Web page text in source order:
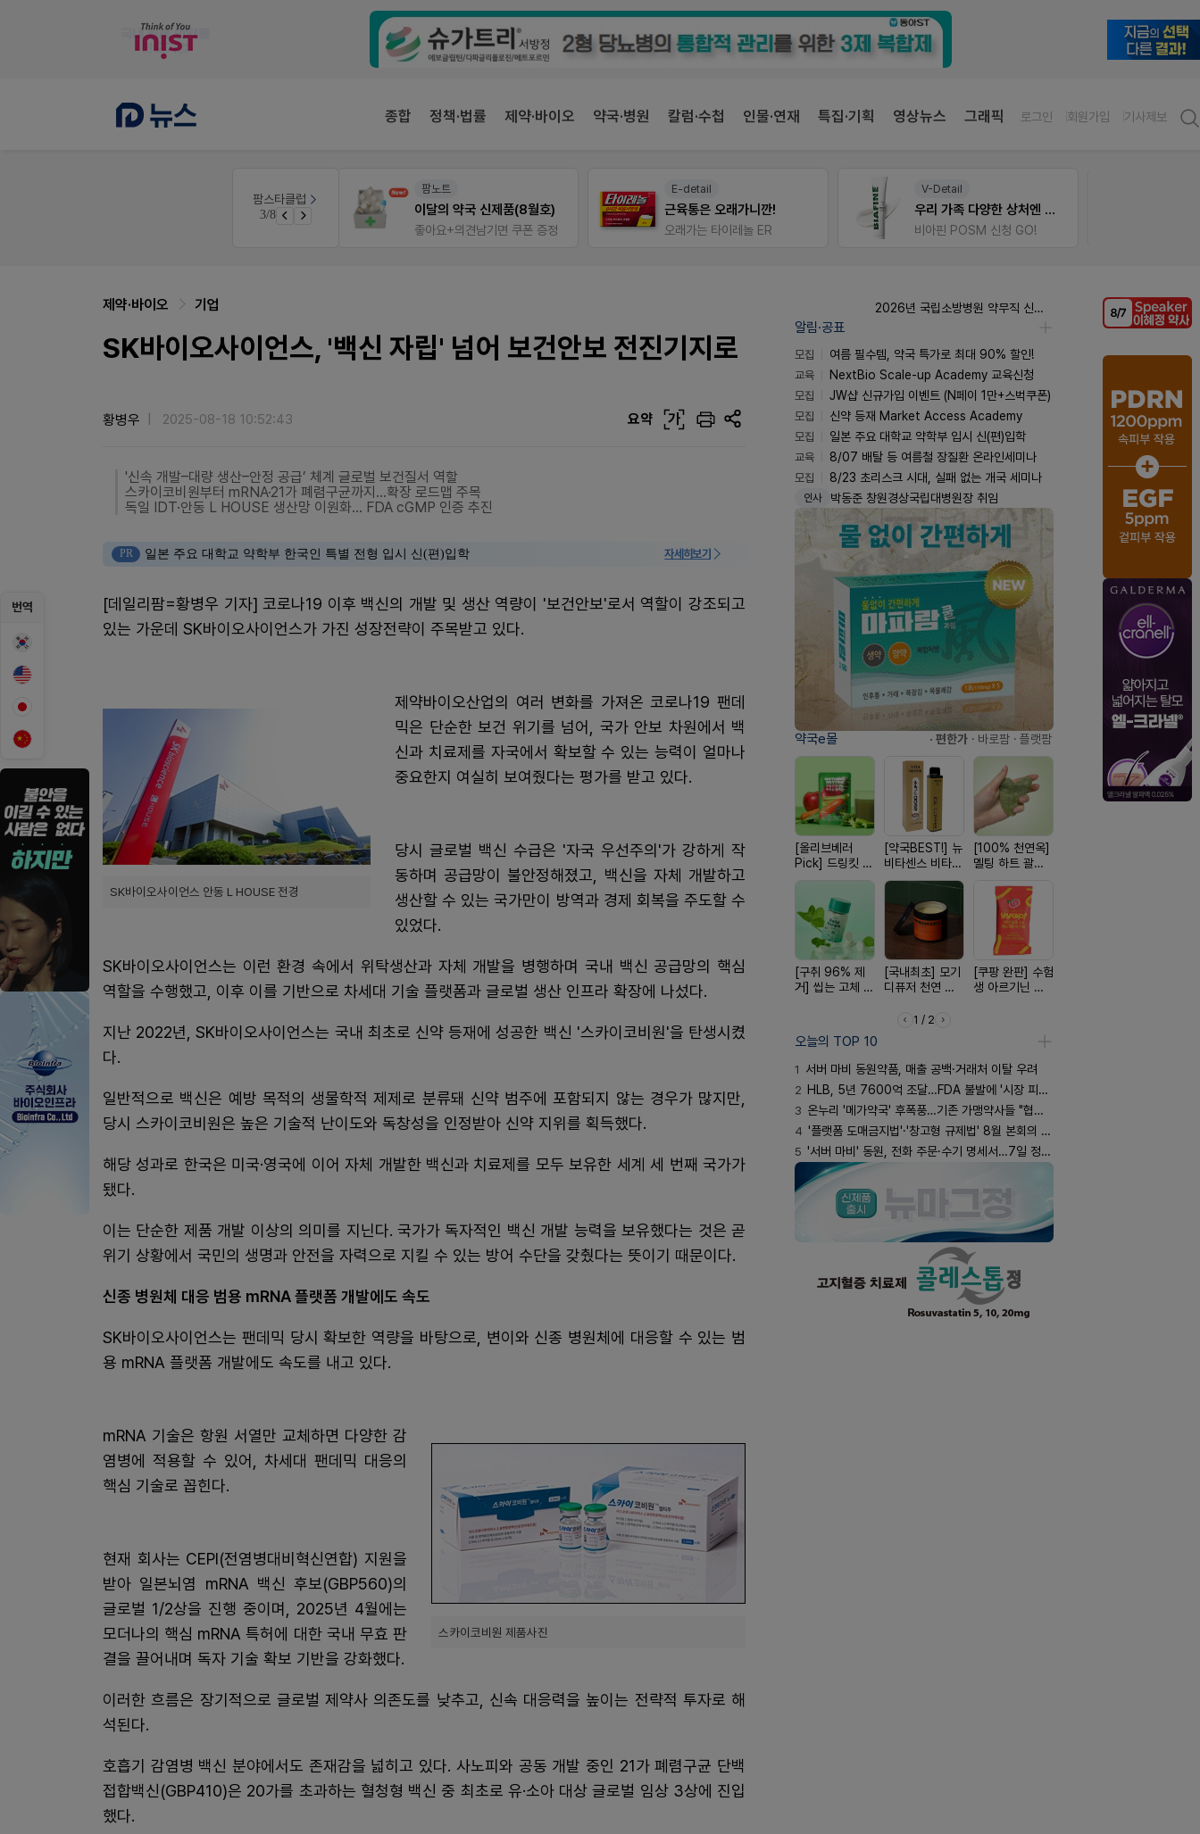
종합 정책·법률 제약·바이오 약국·병원 칼럼·수첩 인물·연재 특집·기획 영상뉴스 그래픽 로그인 회원가입 기사제보
팜스타클럽
4/8
이달의 약국 신제품(8월호)
E-detail
근육통은 오래가니깐!
오래가는 타이레놀 ER
V-Detail
비아핀 POSM 신청 GO!
약사 전용 온라인몰
JW SHOP
번역
제약·바이오 기업
SK바이오사이언스, '백신 자립' 넘어 보건안보 전진기지로
황병우 2025-08-18 10:52:43 요약 가
'신속 개발–대량 생산–안정 공급’ 체계 글로벌 보건질서 역할
스카이코비원부터 mRNA·21가 폐렴구균까지…확장 로드맵 주목
독일 IDT·안동 L HOUSE 생산망 이원화… FDA cGMP 인증 추진
PR 일본 주요 대학교 약학부 한국인 특별 전형 입시 신(편)입학 자세히보기
[데일리팜=황병우 기자] 코로나19 이후 백신의 개발 및 생산 역량이 '보건안보'로서 역할이 강조되고
있는 가운데 SK바이오사이언스가 가진 성장전략이 주목받고 있다.
SK바이오사이언스 안동 L HOUSE 전경
제약바이오산업의 여러 변화를 가져온 코로나19 팬데
믹은 단순한 보건 위기를 넘어, 국가 안보 차원에서 백
신과 치료제를 자국에서 확보할 수 있는 능력이 얼마나
중요한지 여실히 보여줬다는 평가를 받고 있다.
당시 글로벌 백신 수급은 '자국 우선주의'가 강하게 작
동하며 공급망이 불안정해졌고, 백신을 자체 개발하고
생산할 수 있는 국가만이 방역과 경제 회복을 주도할 수
있었다.
SK바이오사이언스는 이런 환경 속에서 위탁생산과 자체 개발을 병행하며 국내 백신 공급망의 핵심
역할을 수행했고, 이후 이를 기반으로 차세대 기술 플랫폼과 글로벌 생산 인프라 확장에 나섰다.
지난 2022년, SK바이오사이언스는 국내 최초로 신약 등재에 성공한 백신 '스카이코비원'을 탄생시켰
다.
일반적으로 백신은 예방 목적의 생물학적 제제로 분류돼 신약 범주에 포함되지 않는 경우가 많지만,
당시 스카이코비원은 높은 기술적 난이도와 독창성을 인정받아 신약 지위를 획득했다.
해당 성과로 한국은 미국·영국에 이어 자체 개발한 백신과 치료제를 모두 보유한 세계 세 번째 국가가
됐다.
이는 단순한 제품 개발 이상의 의미를 지닌다. 국가가 독자적인 백신 개발 능력을 보유했다는 것은 곧
위기 상황에서 국민의 생명과 안전을 자력으로 지킬 수 있는 방어 수단을 갖췄다는 뜻이기 때문이다.
신종 병원체 대응 범용 mRNA 플랫폼 개발에도 속도
SK바이오사이언스는 팬데믹 당시 확보한 역량을 바탕으로, 변이와 신종 병원체에 대응할 수 있는 범
용 mRNA 플랫폼 개발에도 속도를 내고 있다.
스카이코비원 제품사진
mRNA 기술은 항원 서열만 교체하면 다양한 감
염병에 적용할 수 있어, 차세대 팬데믹 대응의
핵심 기술로 꼽힌다.
현재 회사는 CEPI(전염병대비혁신연합) 지원을
받아 일본뇌염 mRNA 백신 후보(GBP560)의
글로벌 1/2상을 진행 중이며, 2025년 4월에는
모더나의 핵심 mRNA 특허에 대한 국내 무효 판
결을 끌어내며 독자 기술 확보 기반을 강화했다.
이러한 흐름은 장기적으로 글로벌 제약사 의존도를 낮추고, 신속 대응력을 높이는 전략적 투자로 해
석된다.
호흡기 감염병 백신 분야에서도 존재감을 넓히고 있다. 사노피와 공동 개발 중인 21가 폐렴구균 단백
접합백신(GBP410)은 20가를 초과하는 혈청형 백신 중 최초로 유·소아 대상 글로벌 임상 3상에 진입
했다.
2026년 국립소방병원 약무직 신규직원 채용 공고
알림·공표
모집
여름 필수템, 약국 특가로 최대 90% 할인!
교육
NextBio Scale-up Academy 교육신청
모집
JW샵 신규가입 이벤트 (N페이 1만+스벅쿠폰)
모집
신약 등재 Market Access Academy
모집
일본 주요 대학교 약학부 입시 신(편)입학
교육
8/07 배탈 등 여름철 장질환 온라인세미나
모집
8/23 초리스크 시대, 실패 없는 개국 세미나
인사 박동준 창원경상국립대병원장 취임
약국e몰 · 편한가 · 바로팜 · 플랫팜
[올리브베러
Pick] 드링킷 건
강음료
[약국BEST!] 뉴
비타센스 비타민
흡입기
[100% 천연옥]
멜팅 하트 괄사
[구취 96% 제
거] 씹는 고체 가
[국내최초] 모기
디퓨저 천연 계
퓨저
[쿠팡 완판] 수험
생 아르기닌 에
1 / 2
오늘의 TOP 10
1 서버 마비 동원약품, 매출 공백·거래처 이탈 우려
2 HLB, 5년 7600억 조달…FDA 불발에 '시장 피로감'
3 온누리 '메가약국' 후폭풍…기존 가맹약사들 "협의체 만들자"
4 '플랫폼 도매금지법'·'창고형 규제법' 8월 본회의 통과 기류
5 '서버 마비' 동원, 전화 주문·수기 명세서…7일 정상화 되나